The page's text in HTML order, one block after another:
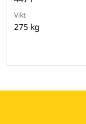
Vikt
275 kg